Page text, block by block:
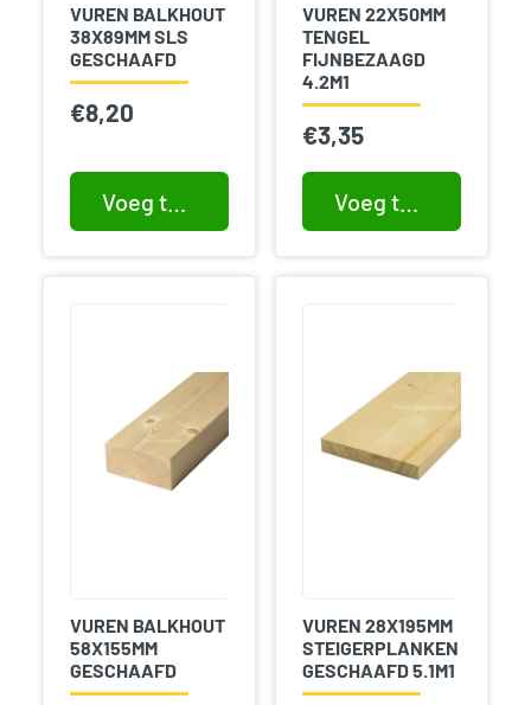
VUREN BALKHOUT
38X89MM SLS
GESCHAAFD
€8,20
VUREN 22X50MM
TENGEL
FIJNBEZAAGD
4.2M1
€3,35
VUREN BALKHOUT
58X155MM
GESCHAAFD
VUREN 28X195MM
STEIGERPLANKEN
GESCHAAFD 5.1M1